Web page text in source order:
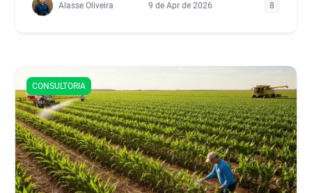
Alasse Oliveira 9 de Apr de 2026 8
CONSULTORIA